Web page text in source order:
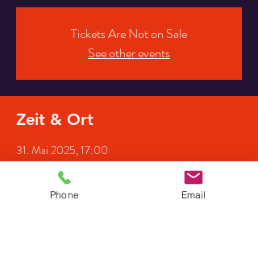
Tickets Are Not on Sale
See other events
Zeit & Ort
31. Mai 2025, 17:00
Goethesaal der Baumannshöhle, Blankenburger
Str. 36, 38889 Oberharz am Brocken,
Deutschland
Phone Email